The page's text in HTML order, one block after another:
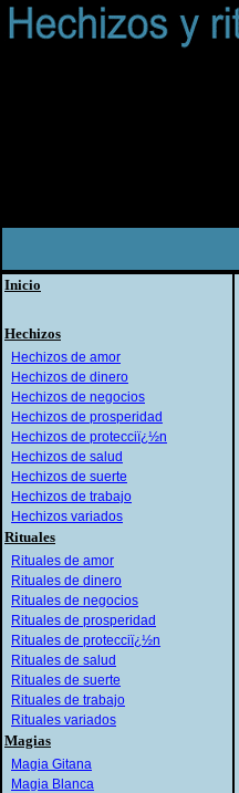
Inicio
Hechizos
Hechizos de amor
Hechizos de dinero
Hechizos de negocios
Hechizos de prosperidad
Hechizos de protecciï¿½n
Hechizos de salud
Hechizos de suerte
Hechizos de trabajo
Hechizos variados
Rituales
Rituales de amor
Rituales de dinero
Rituales de negocios
Rituales de prosperidad
Rituales de protecciï¿½n
Rituales de salud
Rituales de suerte
Rituales de trabajo
Rituales variados
Magias
Magia Gitana
Magia Blanca